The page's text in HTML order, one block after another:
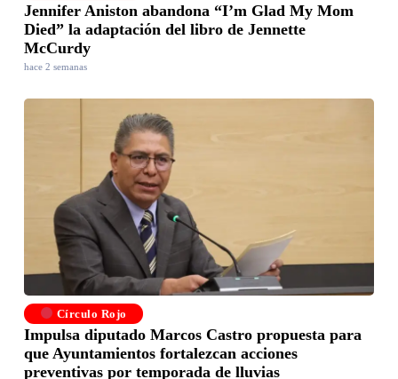
Jennifer Aniston abandona “I’m Glad My Mom
Died” la adaptación del libro de Jennette
McCurdy
hace 2 semanas
Círculo Rojo
Impulsa diputado Marcos Castro propuesta para
que Ayuntamientos fortalezcan acciones
preventivas por temporada de lluvias